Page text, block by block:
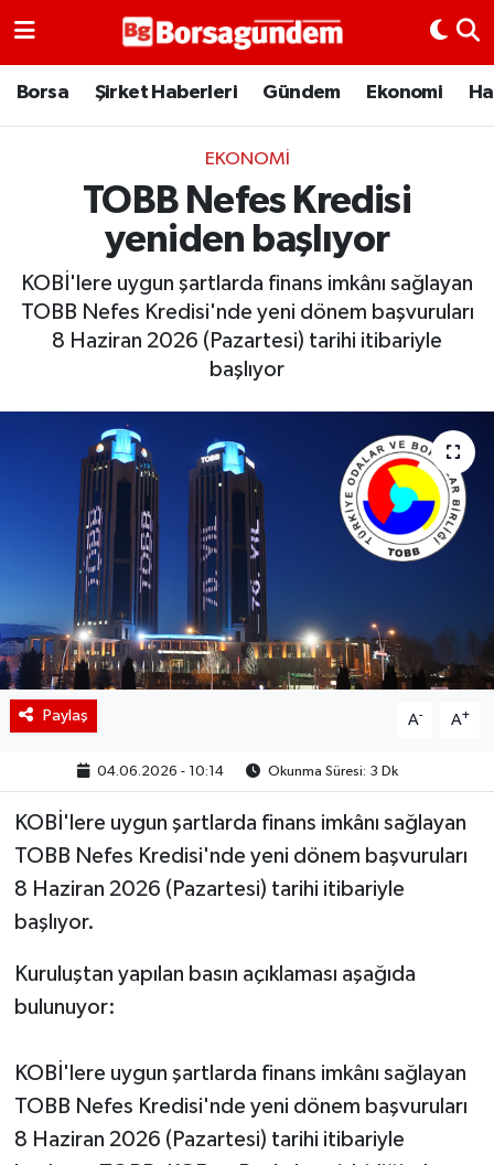
Borsa Şirket Haberleri Gündem Ekonomi
EKONOMI
TOBB Nefes Kredisi
yeniden başlıyor
KOBİ'lere uygun şartlarda finans imkânı sağlayan
TOBB Nefes Kredisi'nde yeni dönem başvuruları
8 Haziran 2026 (Pazartesi) tarihi itibariyle
başlıyor
Paylaş A- A+
04.06.2026 - 10:14 Okunma Süresi: 3 Dk
KOBİ'lere uygun şartlarda finans imkânı sağlayan
TOBB Nefes Kredisi'nde yeni dönem başvuruları
8 Haziran 2026 (Pazartesi) tarihi itibariyle
başlıyor.
Kuruluştan yapılan basın açıklaması aşağıda
bulunuyor:
KOBİ'lere uygun şartlarda finans imkânı sağlayan
TOBB Nefes Kredisi'nde yeni dönem başvuruları
8 Haziran 2026 (Pazartesi) tarihi itibariyle
Borsa
Emtia
Galeri
Gündem
Şirket Haberleri
Borsa Gundem
BIST 100 Isı Haritası
Coin Isı Haritası
Ekonomik Takvim
Kiripto Para Piyasası
Gizlilik Sözleşmesi
Hakkımızda